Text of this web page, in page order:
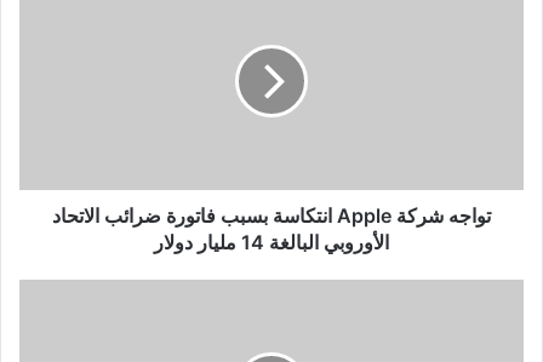
الأوروبي
البالغة
تواجه شركة Apple انتكاسة بسبب فاتورة ضرائب الاتحاد
الأوروبي البالغة 14 مليار دولار